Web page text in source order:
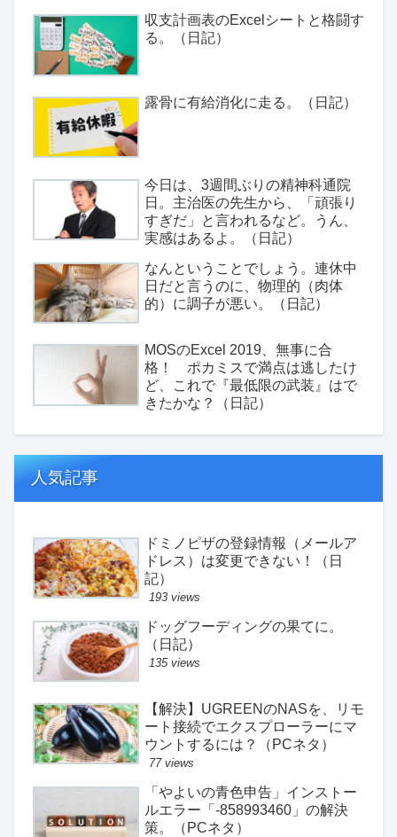
収支計画表のExcelシートと格闘す
る。（日記）
露骨に有給消化に走る。（日記）
今日は、3週間ぶりの精神科通院
日。主治医の先生から、「頑張り
すぎだ」と言われるなど。うん、
実感はあるよ。（日記）
なんということでしょう。連休中
日だと言うのに、物理的（肉体
的）に調子が悪い。（日記）
MOSのExcel 2019、無事に合
格！ ポカミスで満点は逃したけ
ど、これで『最低限の武装』はで
きたかな？（日記）
人気記事
ドミノピザの登録情報（メールア
ドレス）は変更できない！（日
記）
193 views
ドッグフーディングの果てに。
（日記）
135 views
【解決】UGREENのNASを、リモ
ート接続でエクスプローラーにマ
ウントするには？（PCネタ）
77 views
「やよいの青色申告」インストー
ルエラー「-858993460」の解決
策。（PCネタ）